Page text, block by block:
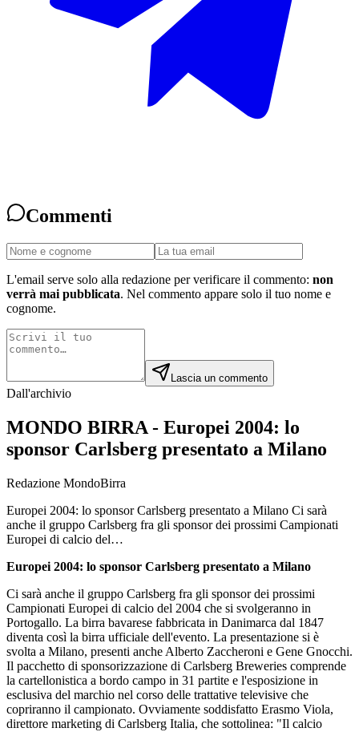
Commenti
L'email serve solo alla redazione per verificare il commento: non
verrà mai pubblicata. Nel commento appare solo il tuo nome e
cognome.
Lascia un commento
Dall'archivio
MONDO BIRRA - Europei 2004: lo
sponsor Carlsberg presentato a Milano
Redazione MondoBirra
Europei 2004: lo sponsor Carlsberg presentato a Milano Ci sarà
anche il gruppo Carlsberg fra gli sponsor dei prossimi Campionati
Europei di calcio del…
Europei 2004: lo sponsor Carlsberg presentato a Milano
Ci sarà anche il gruppo Carlsberg fra gli sponsor dei prossimi
Campionati Europei di calcio del 2004 che si svolgeranno in
Portogallo. La birra bavarese fabbricata in Danimarca dal 1847
diventa così la birra ufficiale dell'evento. La presentazione si è
svolta a Milano, presenti anche Alberto Zaccheroni e Gene Gnocchi.
Il pacchetto di sponsorizzazione di Carlsberg Breweries comprende
la cartellonistica a bordo campo in 31 partite e l'esposizione in
esclusiva del marchio nel corso delle trattative televisive che
copriranno il campionato. Ovviamente soddisfatto Erasmo Viola,
direttore marketing di Carlsberg Italia, che sottolinea: "Il calcio